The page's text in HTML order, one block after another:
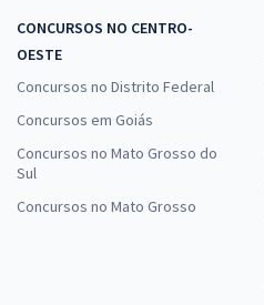
CONCURSOS NO CENTRO-
OESTE
Concursos no Distrito Federal
Concursos em Goiás
Concursos no Mato Grosso do
Sul
Concursos no Mato Grosso